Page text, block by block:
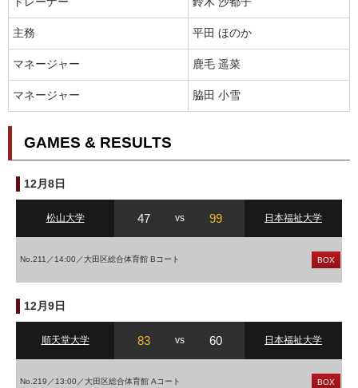
主務 平田 ほのか
マネージャー 鹿毛 遥菜
マネージャー 脇田 小雪
GAMES & RESULTS
12月8日
松山大学 47 vs 99 日本福祉大学
No.211／14:00／大田区総合体育館 Bコート BOX
12月9日
順天堂大学 83 vs 60 日本福祉大学
No.219／13:00／大田区総合体育館 Aコート BOX